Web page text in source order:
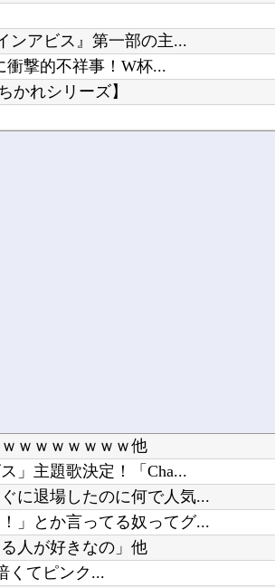
ンアビス』第一部の主...
衝撃的不祥事！W杯...
かれシリーズ】
ｗｗｗｗｗｗｗ他
」主題歌決定！「Cha...
に退場したのに何で人気...
」とか言ってる奴ってグ...
人が好きなの」他
くてピンク...